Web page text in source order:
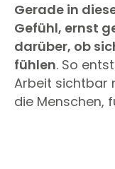
Gerade in
Gefühl, ernst
darüber, ob
fühlen. So
Arbeit sichtbar
die Menschen,